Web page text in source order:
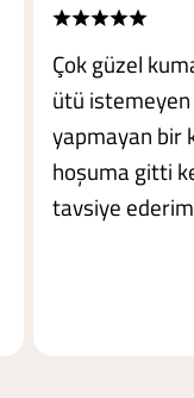
Çok güzel
ütü
yapmayan bir
hoşuma gitti
tavsiye ederim